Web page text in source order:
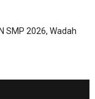
SMP 2026, Wadah